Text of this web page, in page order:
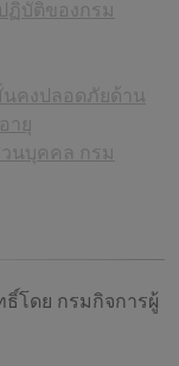
ฏิบัติของกรม
คงปลอดภัยด้าน
ายุ
นบุคคล กรม
โดย กรมกิจการผู้